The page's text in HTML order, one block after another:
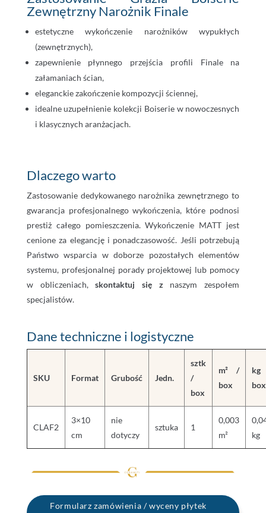
Zewnętrzny Narożnik Finale
estetyczne wykończenie narożników wypukłych
(zewnętrznych),
zapewnienie płynnego przejścia profili Finale na
załamaniach ścian,
eleganckie zakończenie kompozycji ściennej,
idealne uzupełnienie kolekcji Boiserie w nowoczesnych
i klasycznych aranżacjach.
Dlaczego warto
Zastosowanie dedykowanego narożnika zewnętrznego to
gwarancja profesjonalnego wykończenia, które podnosi
prestiż całego pomieszczenia. Wykończenie MATT jest
cenione za elegancję i ponadczasowość. Jeśli potrzebują
Państwo wsparcia w doborze pozostałych elementów
systemu, profesjonalnej porady projektowej lub pomocy
w obliczeniach,skontaktuj się z naszym zespołem
specjalistów.
Dane techniczne i logistyczne
SKU Format Grubość Jedn.
sztk
/
box
m² /
box
box
CLAF2
3×10
cm
nie
dotyczy
sztuka 1
0,003
m²
kg
Formularz zamówienia / wyceny płytek